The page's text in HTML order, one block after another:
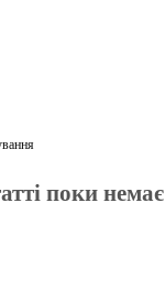
поки немає